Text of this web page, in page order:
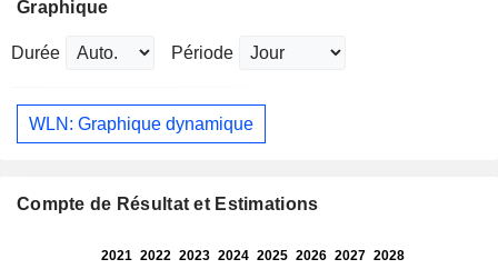
Graphique
Durée Période
WLN: Graphique dynamique
Compte de Résultat et Estimations